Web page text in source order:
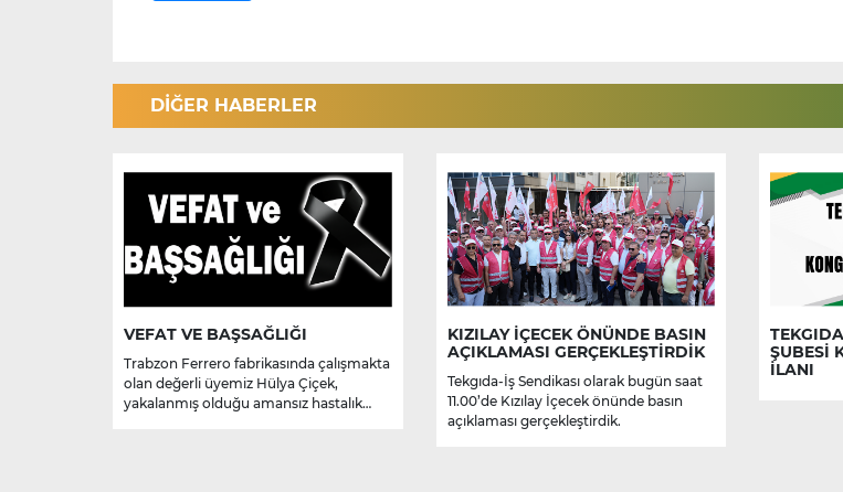
DİĞER HABERLER
VEFAT VE BAŞSAĞLIĞI
Trabzon Ferrero fabrikasında çalışmakta
olan değerli üyemiz Hülya Çiçek,
yakalanmış olduğu amansız hastalık
KIZILAY İÇECEK ÖNÜNDE BASIN
AÇIKLAMASI GERÇEKLEŞTİRDİK
Tekgıda-İş Sendikası olarak bugün saat
11.00’de Kızılay İçecek önünde basın
açıklaması gerçekleştirdik.
ŞUBESİ
İLANI